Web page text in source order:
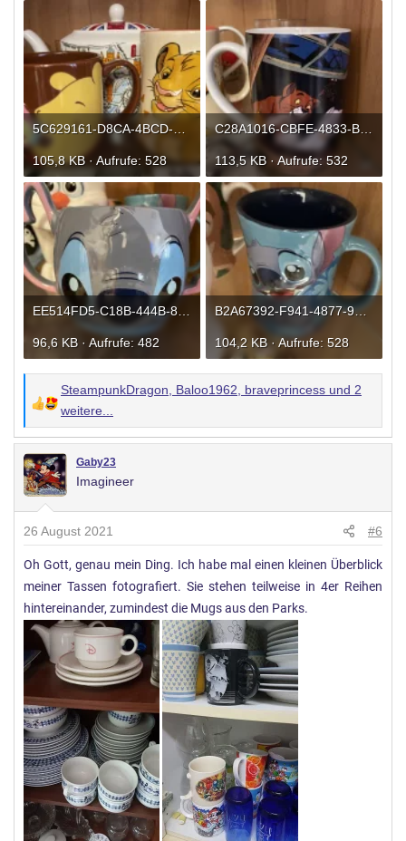
105,8 KB · Aufrufe: 528 113,5 KB · Aufrufe: 532
96,6 KB · Aufrufe: 482
B2A67392-F941-4877-98ED-BB389CB3B163.webp
104,2 KB · Aufrufe: 528
W
e
r
t
u
n
g
SteampunkDragon Baloo1962 braveprincess und 2
weitere...
Gaby23
Imagineer
26 August 2021 #6
Oh Gott, genau mein Ding. Ich habe mal einen kleinen Überblick
meiner Tassen fotografiert. Sie stehen teilweise in 4er Reihen
hintereinander, zumindest die Mugs aus den Parks.